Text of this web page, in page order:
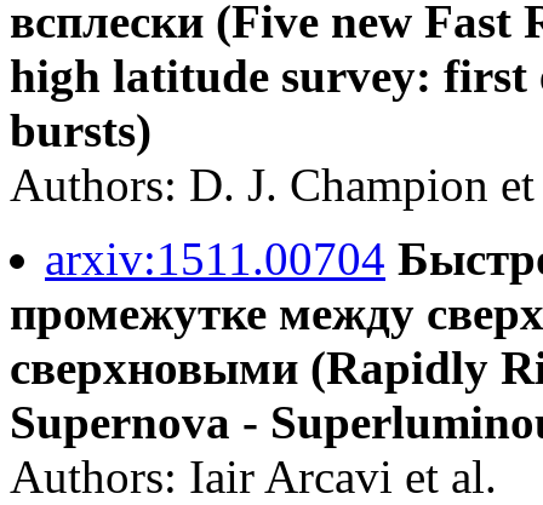
всплески (Five new
high latitude survey: first
bursts)
Authors: D. J. Champion
arxiv:1511.00704
промежутке между
сверхновыми (Rapidly
Supernova -
Authors: Iair Arcavi et al.